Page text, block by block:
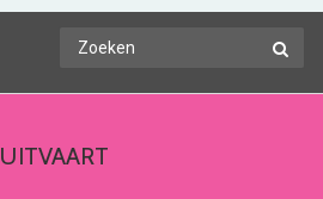
UITVAART